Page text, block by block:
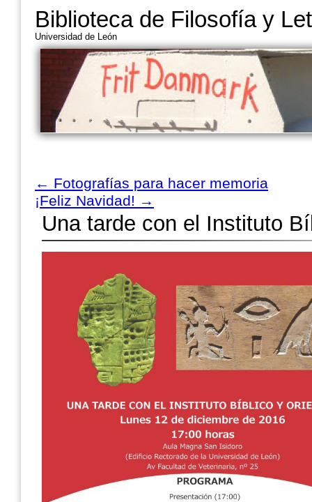
Biblioteca de Filosofía y
Universidad de León
← Fotografías para hacer memoria
¡Feliz Navidad! →
Una tarde con el Instituto